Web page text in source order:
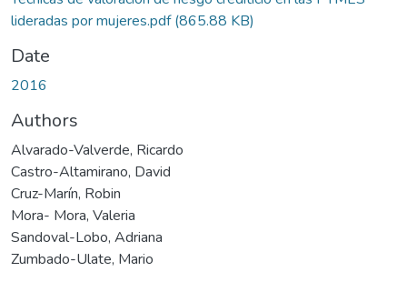
lideradas por mujeres.pdf(865.88 KB)
Date
2016
Authors
Alvarado-Valverde, Ricardo
Castro-Altamirano, David
Cruz-Marín, Robin
Mora- Mora, Valeria
Sandoval-Lobo, Adriana
Zumbado-Ulate, Mario